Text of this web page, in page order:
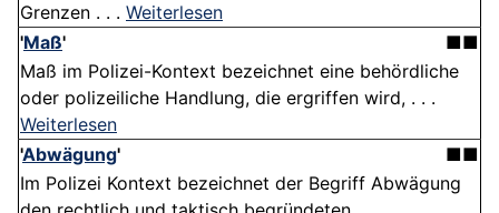
Grenzen . . . Weiterlesen
'Maß'
■■
Maß im Polizei-Kontext bezeichnet eine behördliche
oder polizeiliche Handlung, die ergriffen wird, . . .
Weiterlesen
'Abwägung'
■■
Im Polizei Kontext bezeichnet der Begriff Abwägung